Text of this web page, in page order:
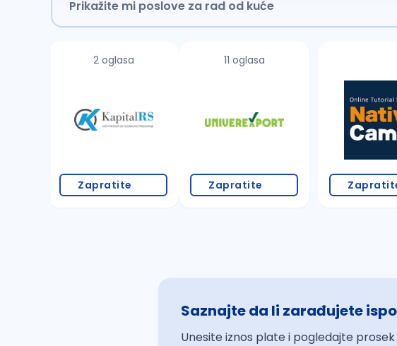
Prikažite mi poslove za rad od kuće
2 oglasa
Zapratite
11 oglasa
Zapratite
Saznajte da li zarađujete
Unesite iznos plate i pogledajte prosek